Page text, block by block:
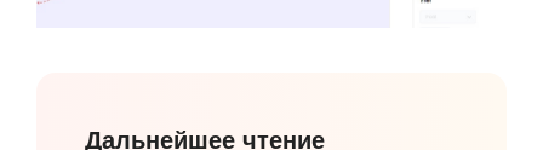
Дальнейшее чтение